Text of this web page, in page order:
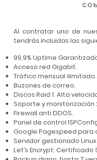
Al contratar uno de
tendrás incluidas las
99,9% Uptime
Acceso red Gigabit.
Tráfico mensual ilimitado.
Buzones de correo.
Discos Raid 1. Alta
Soporte y monitorización
Firewall anti DDOS.
Panel de control
Google Pagespeed para
Servidor gestionado
Let’s Encrypt: Certificado